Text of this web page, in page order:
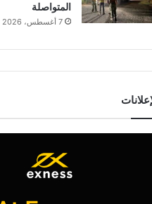
المتواصلة
7 أغسطس، 2026